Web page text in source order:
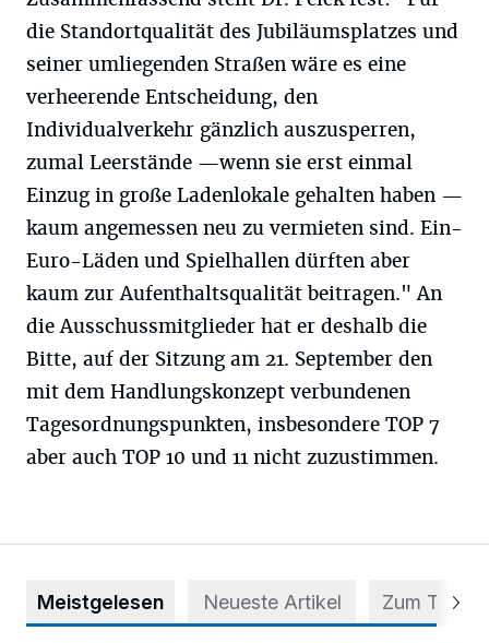
die Standortqualität des Jubiläumsplatzes und
seiner umliegenden Straßen wäre es eine
verheerende Entscheidung, den
Individualverkehr gänzlich auszusperren,
zumal Leerstände —wenn sie erst einmal
Einzug in große Ladenlokale gehalten haben —
kaum angemessen neu zu vermieten sind. Ein-
Euro-Läden und Spielhallen dürften aber
kaum zur Aufenthaltsqualität beitragen." An
die Ausschussmitglieder hat er deshalb die
Bitte, auf der Sitzung am 21. September den
mit dem Handlungskonzept verbundenen
Tagesordnungspunkten, insbesondere TOP 7
aber auch TOP 10 und 11 nicht zuzustimmen.
Meistgelesen Neueste Artikel Zum Thema